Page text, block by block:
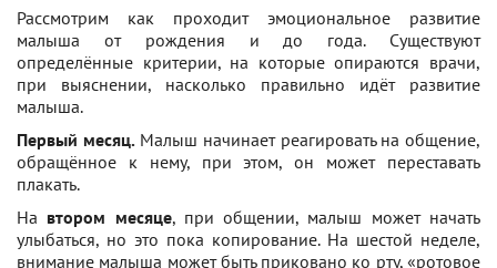
Рассмотрим как проходит эмоциональное развитие
малыша от рождения и до года. Существуют
определённые критерии, на которые опираются врачи,
при выяснении, насколько правильно идёт развитие
малыша.
Первый месяц.Малыш начинает реагировать на общение,
обращённое к нему, при этом, он может переставать
плакать.
На втором месяце, при общении, малыш может начать
улыбаться, но это пока копирование. На шестой неделе,
внимание малыша может быть приковано ко рту, «ротовое